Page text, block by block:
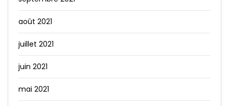
août 2021
juillet 2021
juin 2021
mai 2021